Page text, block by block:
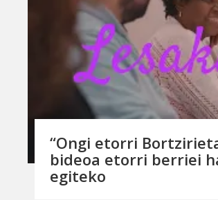
“Ongi etorri
bideoa etorri berriei
egiteko